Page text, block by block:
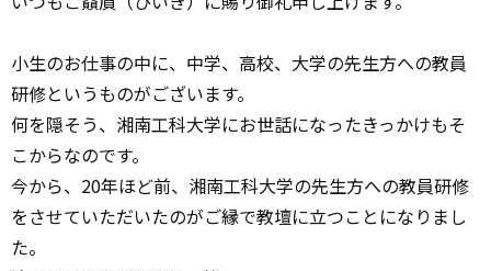
小生のお仕事の中に、中学、高校、大学の先生方への教員
研修というものがございます。
何を隠そう、湘南工科大学にお世話になったきっかけもそ
こからなのです。
今から、20年ほど前、湘南工科大学の先生方への教員研修
をさせていただいたのがご縁で教壇に立つことになりまし
た。